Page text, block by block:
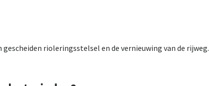
rioleringsstelsel en de vernieuwing van de rijweg.